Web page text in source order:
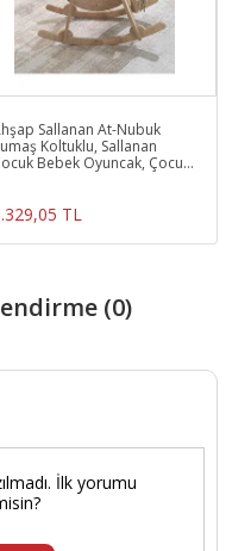
Sallanan At-Nubuk
Koltuklu, Sallanan
Bebek Oyuncak, Çocuk
TL
(0)
İlk yorumu